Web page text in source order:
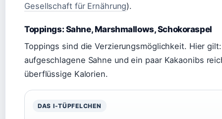
Gesellschaft für Ernährung).
Toppings: Sahne, Marshmallows, Schokoraspel
Toppings sind die Verzierungsmöglichkeit. Hier
aufgeschlagene Sahne und ein paar Kakaonibs
überflüssige Kalorien.
DAS I-TÜPFELCHEN